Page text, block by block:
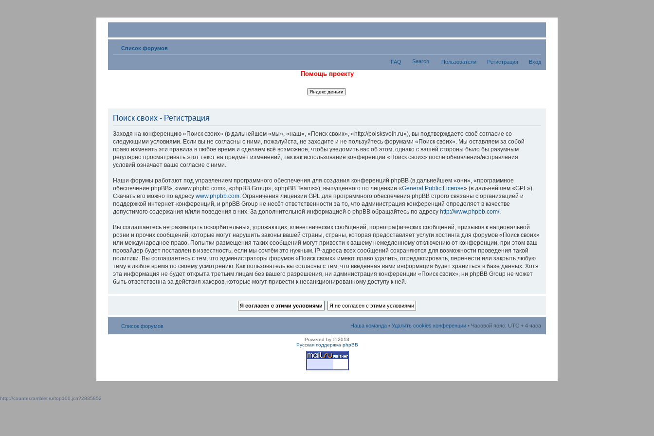
Список форумов
FAQ Search Пользователи Регистрация Вход
Помощь проекту
Поиск своих - Регистрация
Заходя на конференцию «Поиск своих» (в дальнейшем «мы», «наш», «Поиск своих», «http://poisksvoih.ru»), вы подтверждаете своё согласие со
следующими условиями. Если вы не согласны с ними, пожалуйста, не заходите и не пользуйтесь форумами «Поиск своих». Мы оставляем за собой
право изменять эти правила в любое время и сделаем всё возможное, чтобы уведомить вас об этом, однако с вашей стороны было бы разумным
регулярно просматривать этот текст на предмет изменений, так как использование конференции «Поиск своих» после обновления/исправления
условий означает ваше согласие с ними.
Наши форумы работают под управлением программного обеспечения для создания конференций phpBB (в дальнейшем «они», «программное
обеспечение phpBB», «www.phpbb.com», «phpBB Group», «phpBB Teams»), выпущенного по лицензии «General Public License» (в дальнейшем «GPL»).
Скачать его можно по адресу www.phpbb.com. Ограничения лицензии GPL для программного обеспечения phpBB строго связаны с организацией и
поддержкой интернет-конференций, и phpBB Group не несёт ответственности за то, что администрация конференций определяет в качестве
допустимого содержания и/или поведения в них. За дополнительной информацией о phpBB обращайтесь по адресу http://www.phpbb.com/.
Вы соглашаетесь не размещать оскорбительных, угрожающих, клеветнических сообщений, порнографических сообщений, призывов к национальной
розни и прочих сообщений, которые могут нарушить законы вашей страны, страны, которая предоставляет услуги хостинга для форумов «Поиск своих»
или международное право. Попытки размещения таких сообщений могут привести к вашему немедленному отключению от конференции, при этом ваш
провайдер будет поставлен в известность, если мы сочтём это нужным. IP-адреса всех сообщений сохраняются для возможности проведения такой
политики. Вы соглашаетесь с тем, что администраторы форумов «Поиск своих» имеют право удалить, отредактировать, перенести или закрыть любую
тему в любое время по своему усмотрению. Как пользователь вы согласны с тем, что введённая вами информация будет храниться в базе данных. Хотя
эта информация не будет открыта третьим лицам без вашего разрешения, ни администрация конференции «Поиск своих», ни phpBB Group не может
быть ответственна за действия хакеров, которые могут привести к несанкционированному доступу к ней.
Список форумов Наша команда • Удалить cookies конференции • Часовой пояс: UTC + 4 часа
Powered by © 2013
Русская поддержка phpBB
http://counter.rambler.ru/top100.jcn?2835852